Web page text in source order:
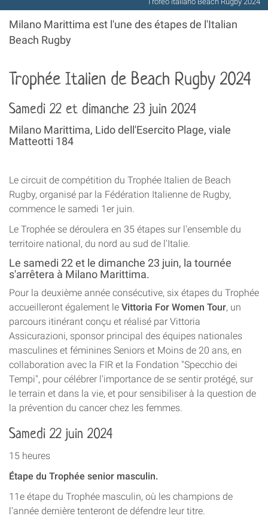
Milano Marittima est l'une des étapes de l'Italian
Beach Rugby
Trophée Italien de Beach Rugby 2024
Samedi 22 et dimanche 23 juin 2024
Milano Marittima, Lido dell'Esercito Plage, viale
Matteotti 184
Le circuit de compétition du Trophée Italien de Beach
Rugby, organisé par la Fédération Italienne de Rugby,
commence le samedi 1er juin.
Le Trophée se déroulera en 35 étapes sur l'ensemble du
territoire national, du nord au sud de l'Italie.
Le samedi 22 et le dimanche 23 juin, la tournée
s'arrêtera à Milano Marittima.
Pour la deuxième année consécutive, six étapes du Trophée
accueilleront également le Vittoria For Women Tour, un
parcours itinérant conçu et réalisé par Vittoria
Assicurazioni, sponsor principal des équipes nationales
masculines et féminines Seniors et Moins de 20 ans, en
collaboration avec la FIR et la Fondation "Specchio dei
Tempi", pour célébrer l'importance de se sentir protégé, sur
le terrain et dans la vie, et pour sensibiliser à la question de
la prévention du cancer chez les femmes.
Samedi 22 juin 2024
15 heures
Étape du Trophée senior masculin.
11e étape du Trophée masculin, où les champions de
l'année dernière tenteront de défendre leur titre.